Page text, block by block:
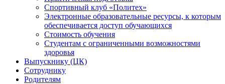
Спортивный клуб «Политех»
Электронные образовательные ресурсы, к которым
обеспечивается доступ обучающихся
Стоимость обучения
Студентам с ограниченными возможностями
здоровья
Выпускнику (ЦК)
Сотруднику
Родителям